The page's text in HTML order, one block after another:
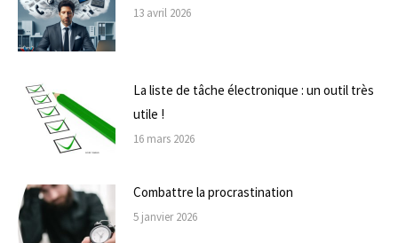
13 avril 2026
La liste de tâche électronique : un outil très
utile !
16 mars 2026
Combattre la procrastination
5 janvier 2026